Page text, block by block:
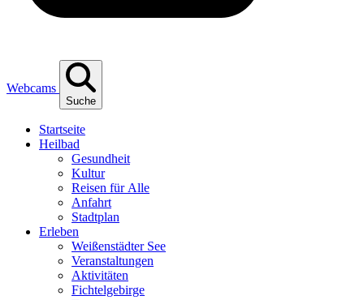
Webcams
Suche
Start­sei­te
Heil­bad
Gesund­heit
Kul­tur
Rei­sen für Alle
Anfahrt
Stadt­plan
Erle­ben
Wei­ßen­städ­ter See
Ver­an­stal­tun­gen
Akti­vi­tä­ten
Fich­tel­ge­bir­ge